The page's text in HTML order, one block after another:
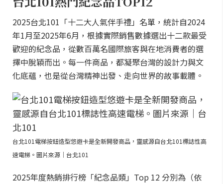
2025台北101「十二大人氣伴手禮」名單，統計自2024
年1月至2025年6月，根據實際銷售數據選出十二款最受
歡迎的紀念品，從數百萬名國際旅客與在地消費者的選
擇中脫穎而出。每一件商品，都凝聚台灣的設計力與文
化底蘊，也是從台灣精神出發、走向世界的故事載體。
台北101電梯按鈕造型悠遊卡是全新開發商品，靈感源自台北101標誌性高
速電梯。圖片來源｜台北101
2025年度熱銷排行榜「紀念品類」Top 12 分別為（依